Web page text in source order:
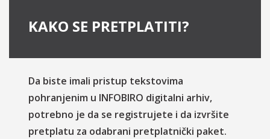
KAKO SE PRETPLATITI?
Da biste imali pristup tekstovima
pohranjenim u INFOBIRO digitalni arhiv,
potrebno je da se registrujete i da izvršite
pretplatu za odabrani pretplatnički paket.